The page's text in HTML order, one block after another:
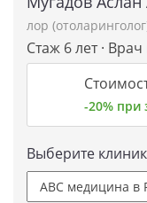
лор
Стаж 6 лет ·
-20%
Выберите